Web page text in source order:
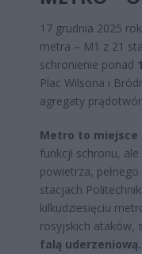
17 grudnia 2025
metra – M1 z 21
schronienie ponad
Plac Wilsona i
agregaty
Metro to miejsce
funkcji schronu,
powietrza,
stacjach
kilkudziesięciu
rosyjskich ataków,
falą